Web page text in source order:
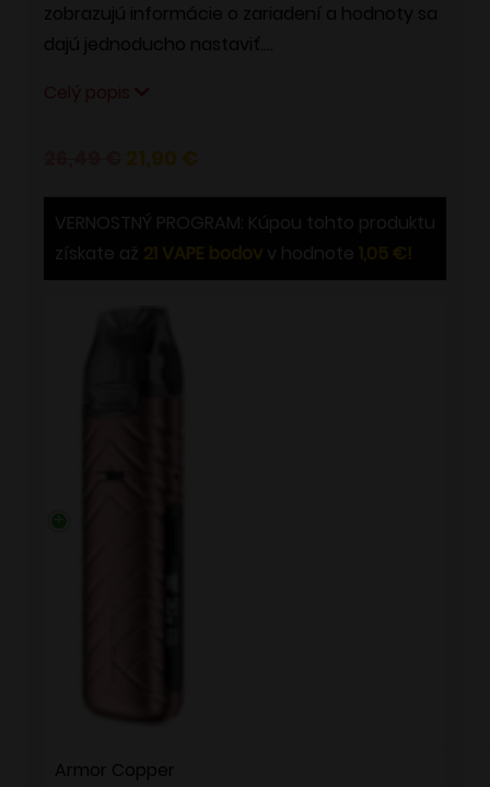
zobrazujú informácie o zariadení a hodnoty sa
dajú jednoducho nastaviť….
Pôvodná
bola:
26,49 €.
21,90 €
je:
21,90 €.
VERNOSTNÝ PROGRAM: Kúpou tohto produktu
získate až 21 VAPE bodov v hodnote 1,05 €!
Armor Copper